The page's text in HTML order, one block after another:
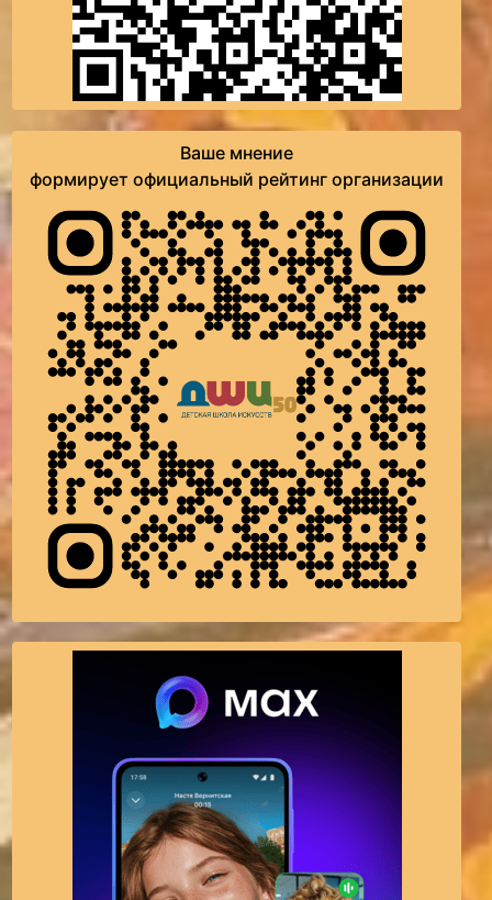
Ваше мнение
формирует официальный рейтинг организации